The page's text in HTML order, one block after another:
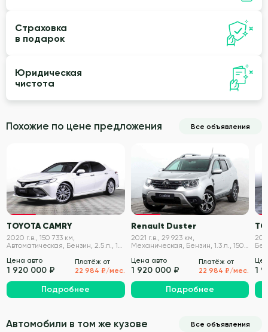
Страховка
в подарок
Юридическая
чистота
Похожие по цене предложения Все объявления
VIN проверен
TOYOTA CAMRY
2020 г.в., 150 733 км,
Автоматическая, Бензин, 2.5 л., 181
Цена авто
1 920 000 ₽
Платёж от
22 984 ₽/мес.
Подробнее
VIN проверен
Renault Duster
2021 г.в., 29 923 км,
Механическая, Бензин, 1.3 л., 150
Цена авто
1 920 000 ₽
Платёж от
22 984 ₽/мес.
Подробнее
1
Автомобили в том же кузове Все объявления